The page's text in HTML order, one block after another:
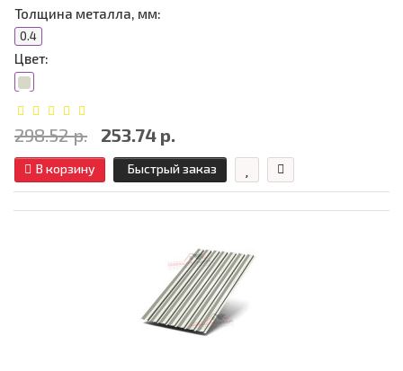
Толщина металла, мм:
0.4
Цвет:
298.52 р. 253.74 р.
В корзину Быстрый заказ